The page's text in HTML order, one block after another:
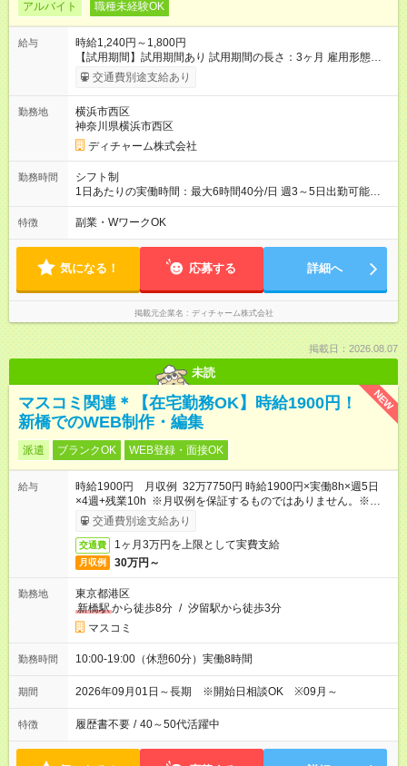
アルバイト 職種未経験OK
給与
時給1,240円～1,800円
【試用期間】試用期間あり 試用期間の長さ：3ヶ月 雇用形態、
給与は本採用時と同じです。
交通費別途支給あり
勤務地
横浜市西区
神奈川県横浜市西区
ディチャーム株式会社
勤務時間
シフト制
1日あたりの実働時間：最大6時間40分/日 週3～5日出勤可能な
方 （シフト例） 9:00～16:40（休憩1時間含む） ご希望に合わせ
て勤務終了時間はご相談可能です ※勤務地により多少の前後
特徴 副業・WワークOK
気になる！ 応募する 詳細へ
掲載元企業名 ディチャーム株式会社
掲載日：2026.08.07
未読
NEW
マスコミ関連＊【在宅勤務OK】時給1900円！
新橋でのWEB制作・編集
派遣 ブランクOK WEB登録・面接OK
給与
時給1900円 月収例 32万7750円 時給1900円×実働8h×週5日
×4週+残業10h ※月収例を保証するものではありません。※給与
即受取りサービス利用可（利用条件有）
交通費別途支給あり
交通費 1ヶ月3万円を上限として実費支給
月収例 30万円～
勤務地
東京都港区
新橋駅から徒歩8分 / 汐留駅から徒歩3分
マスコミ
勤務時間 10:00-19:00（休憩60分）実働8時間
期間 2026年09月01日～長期 ※開始日相談OK ※09月～
特徴 履歴書不要 / 40～50代活躍中